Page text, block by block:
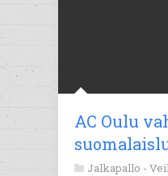
AC Oulu
Jalkapallo -